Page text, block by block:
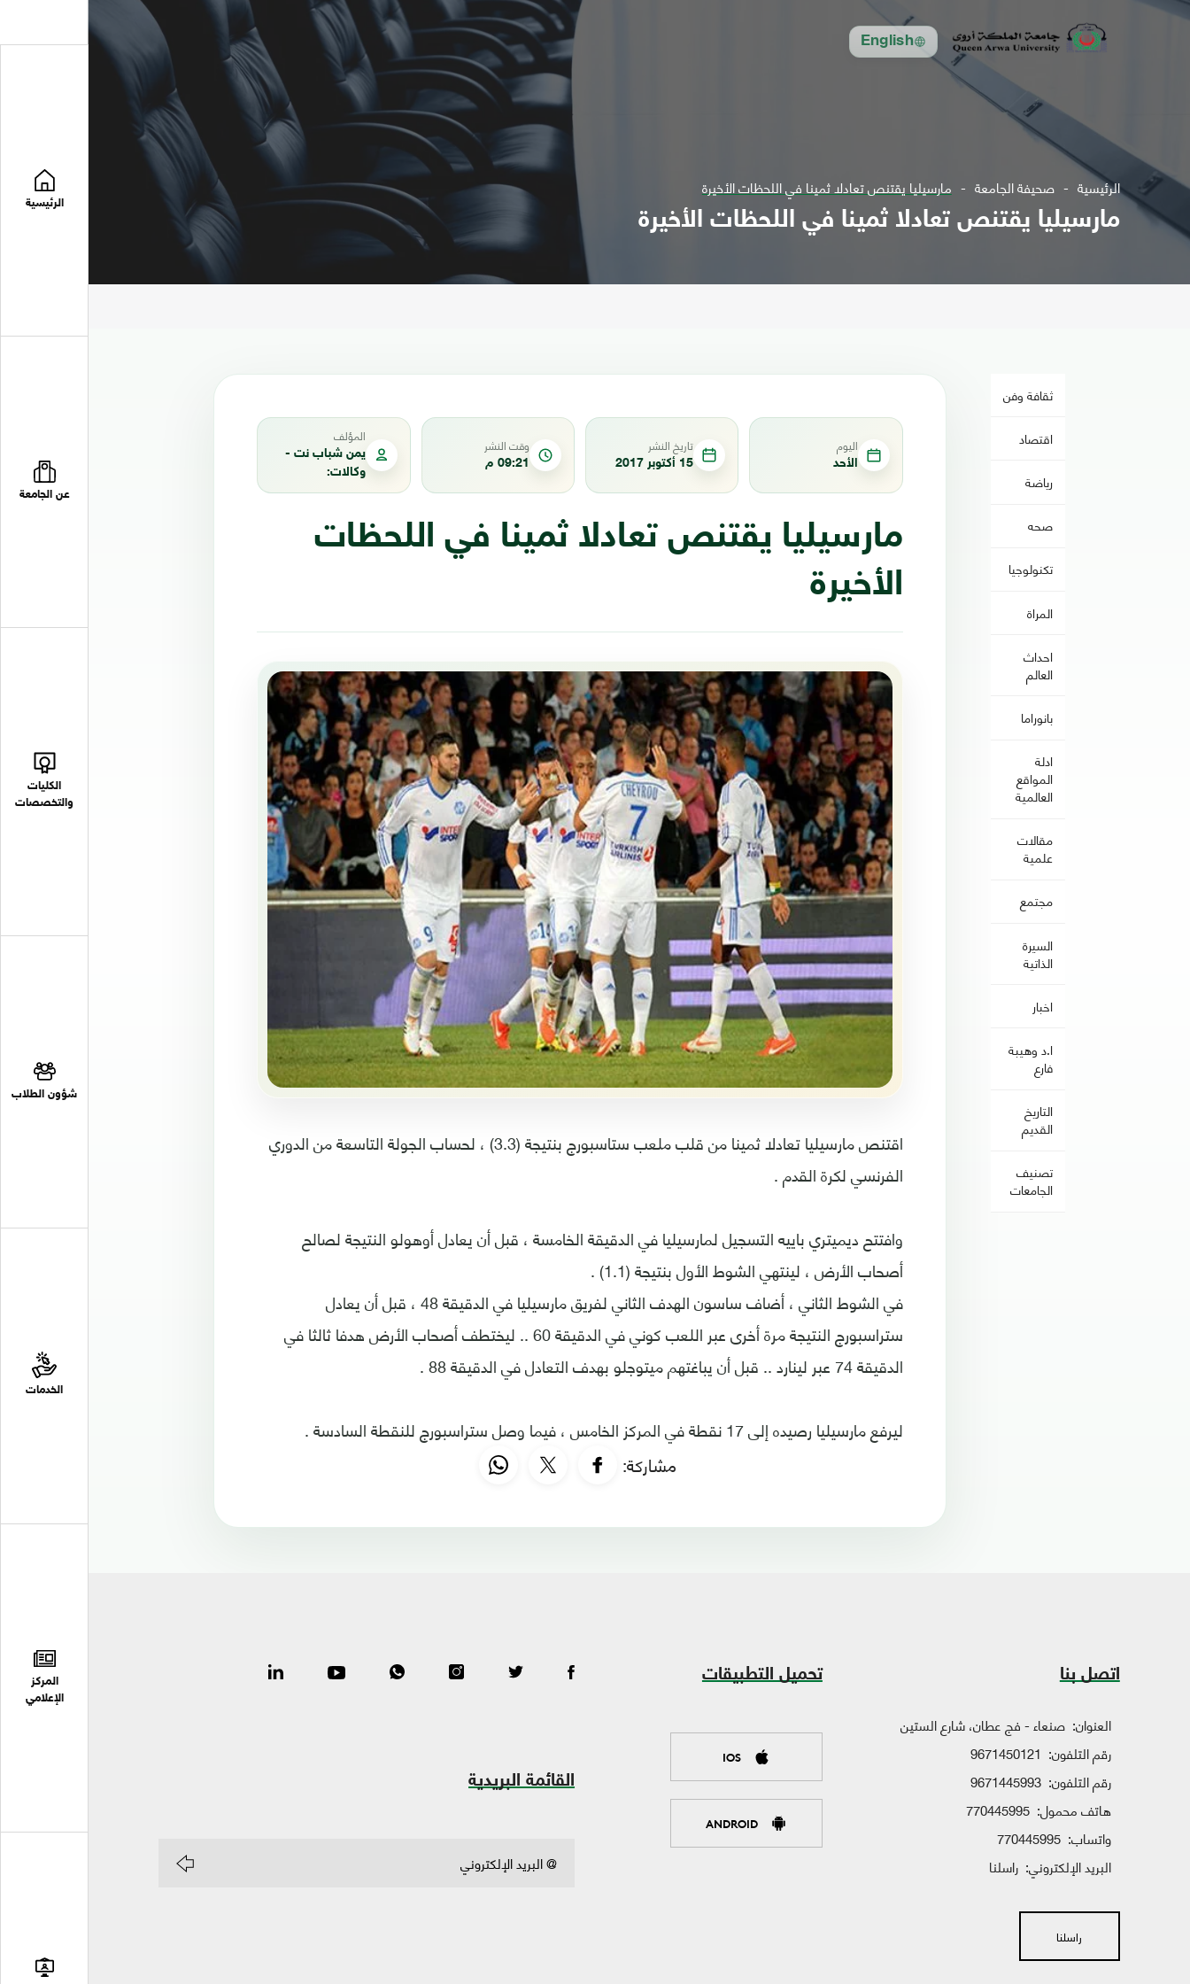
English
الرئيسية
عن الجامعة
الكليات
والتخصصات
شؤون الطلاب
الخدمات
المركز
الإعلامي
الرئيسية صحيفة الجامعة مارسيليا يقتنص تعادلا ثمينا في اللحظات الأخيرة
مارسيليا يقتنص تعادلا ثمينا في اللحظات الأخيرة
ثقافة وفن
اقتصاد
رياضة
صحه
تكنولوجيا
المراة
احداث
العالم
بانوراما
ادلة
المواقع
العالمية
مقالات
علمية
مجتمع
السيرة
الذاتية
اخبار
ا.د وهيبة
فارع
التاريخ
القديم
تصنيف
الجامعات
اليوم
الأحد
تاريخ النشر
15 أكتوبر 2017
وقت النشر
09:21 م
المؤلف
يمن شباب نت -
وكالات:
مارسيليا يقتنص تعادلا ثمينا في اللحظات
الأخيرة
اقتنص مارسيليا تعادلا ثمينا من قلب ملعب ستاسبورج بنتيجة (3.3) ، لحساب الجولة التاسعة من الدوري
الفرنسي لكرة القدم .
وافتتح ديميتري باييه التسجيل لمارسيليا في الدقيقة الخامسة ، قبل أن يعادل أوهولو النتيجة لصالح
أصحاب الأرض ، لينتهي الشوط الأول بنتيجة (1.1) .
في الشوط الثاني ، أضاف ساسون الهدف الثاني لفريق مارسيليا في الدقيقة 48 ، قبل أن يعادل
ستراسبورج النتيجة مرة أخرى عبر اللعب كوني في الدقيقة 60 .. ليختطف أصحاب الأرض هدفا ثالثا في
الدقيقة 74 عبر لينارد .. قبل أن يباغتهم ميتوجلو بهدف التعادل في الدقيقة 88 .
ليرفع مارسيليا رصيده إلى 17 نقطة في المركز الخامس ، فيما وصل ستراسبورج للنقطة السادسة .
مشاركة:
اتصل بنا
العنوان: صنعاء - فج عطان، شارع الستين
رقم التلفون: 9671450121
رقم التلفون: 9671445993
هاتف محمول: 770445995
واتساب: 770445995
البريد الإلكتروني: راسلنا
راسلنا
تحميل التطبيقات
IOS
ANDROID
القائمة البريدية